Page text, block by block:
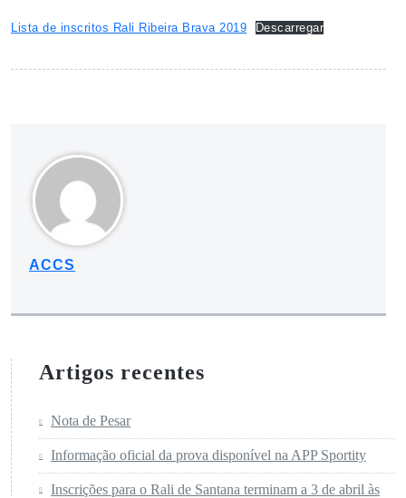
Lista de inscritos Rali Ribeira Brava 2019 Descarregar
ACCS
Artigos recentes
Nota de Pesar
Informação oficial da prova disponível na APP Sportity
Inscrições para o Rali de Santana terminam a 3 de abril às